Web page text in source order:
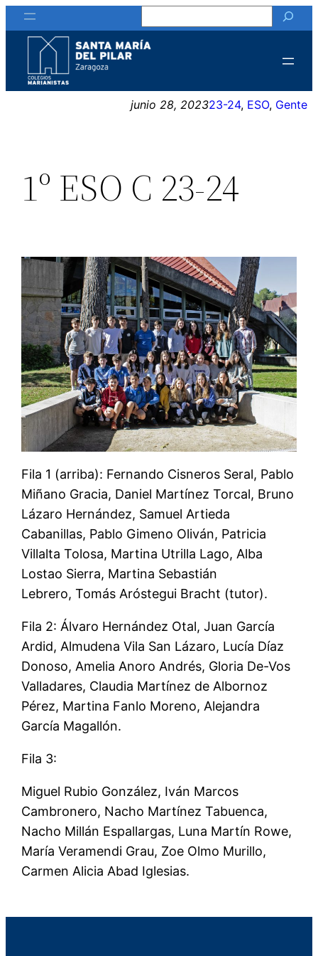
Saltar
al
contenido
junio 28, 202323-24, ESO, Gente
1º ESO C 23-24
Fila 1 (arriba): Fernando Cisneros Seral, Pablo
Miñano Gracia, Daniel Martínez Torcal, Bruno
Lázaro Hernández, Samuel Artieda
Cabanillas, Pablo Gimeno Oliván, Patricia
Villalta Tolosa, Martina Utrilla Lago, Alba
Lostao Sierra, Martina Sebastián
Lebrero, Tomás Aróstegui Bracht (tutor).
Fila 2: Álvaro Hernández Otal, Juan García
Ardid, Almudena Vila San Lázaro, Lucía Díaz
Donoso, Amelia Anoro Andrés, Gloria De-Vos
Valladares, Claudia Martínez de Albornoz
Pérez, Martina Fanlo Moreno, Alejandra
García Magallón.
Fila 3:
Miguel Rubio González, Iván Marcos
Cambronero, Nacho Martínez Tabuenca,
Nacho Millán Espallargas, Luna Martín Rowe,
María Veramendi Grau, Zoe Olmo Murillo,
Carmen Alicia Abad Iglesias.